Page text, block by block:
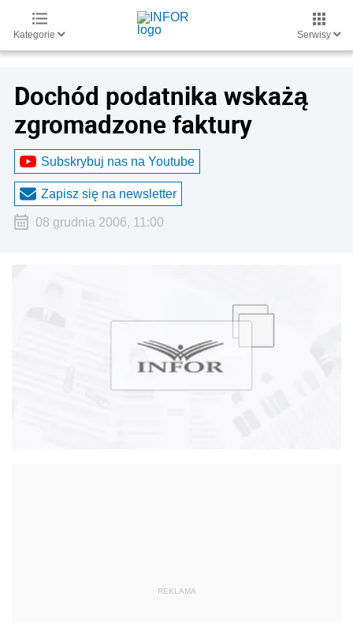
Kategorie Serwisy
Dochód podatnika wskażą
zgromadzone faktury
Subskrybuj nas na Youtube
Zapisz się na newsletter
08 grudnia 2006, 11:00